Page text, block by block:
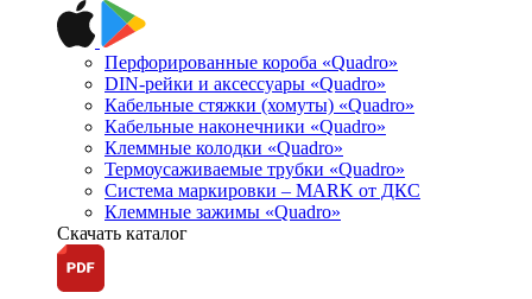
Перфорированные короба «Quadro»
DIN-рейки и аксессуары «Quadro»
Кабельные стяжки (хомуты) «Quadro»
Кабельные наконечники «Quadro»
Клеммные колодки «Quadro»
Термоусаживаемые трубки «Quadro»
Система маркировки – MARK от ДКС
Клеммные зажимы «Quadro»
Скачать каталог